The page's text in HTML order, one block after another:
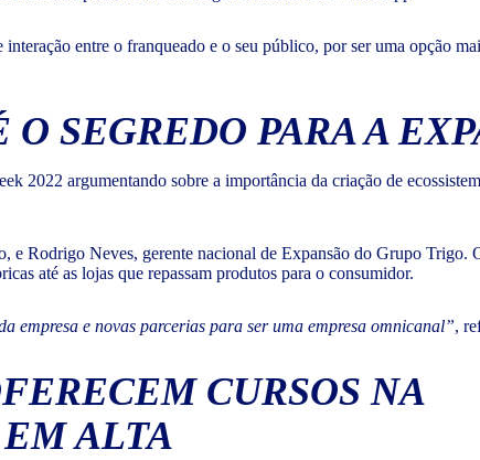
entre o franqueado e o seu público, por ser uma opção
SEGREDO PARA A
argumentando sobre a importância da criação de
Rodrigo Neves, gerente nacional de Expansão do Grupo Trigo.
até as lojas que repassam produtos para o consumidor.
empresa e novas parcerias para ser uma empresa omnicanal”,
CURSOS NA
ALTA